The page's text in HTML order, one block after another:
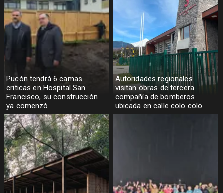
Pucón tendrá 6 camas
criticas en Hospital San
Francisco, su construcción
ya comenzó
Autoridades regionales
visitan obras de tercera
compañía de bomberos
ubicada en calle colo colo